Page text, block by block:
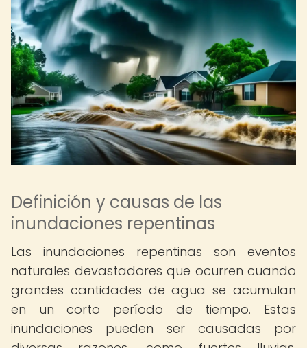
Definición y causas de las
inundaciones repentinas
Las inundaciones repentinas son eventos
naturales devastadores que ocurren cuando
grandes cantidades de agua se acumulan
en un corto período de tiempo. Estas
inundaciones pueden ser causadas por